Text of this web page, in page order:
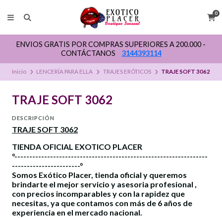
0
ENVIOS GRATIS POR COMPRAS SUPERIORES A 200.000 -
CONTÁCTANOS
3144393114
Inicio LENCERÍA PARA ELLA TRAJES ERÓTICOS TRAJE SOFT 3062
TRAJE SOFT 3062
DESCRIPCIÓN
TRAJE SOFT 3062
TIENDA OFICIAL EXOTICO PLACER
°-----------------------------------------------------------------
-----------------------°
Somos Exótico Placer, tienda oficial y queremos
brindarte el mejor servicio y asesoria profesional ,
con precios incomparables y con la rapidez que
necesitas, ya que contamos con más de 6 años de
experiencia en el mercado nacional.